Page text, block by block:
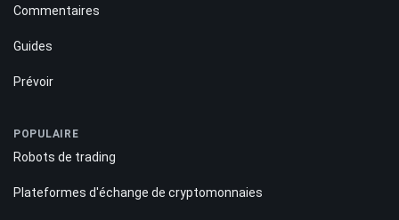
Commentaires
Guides
Prévoir
POPULAIRE
Robots de trading
Plateformes d'échange de cryptomonnaies